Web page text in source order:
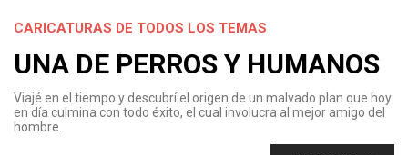
CARICATURAS DE TODOS LOS TEMAS
UNA DE PERROS Y HUMANOS
Viajé en el tiempo y descubrí el origen de un malvado plan que hoy
en día culmina con todo éxito, el cual involucra al mejor amigo del
hombre.